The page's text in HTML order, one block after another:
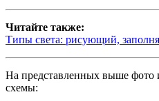
Читайте также:
Типы света: рисующий,
На представленных выше фото
схемы: